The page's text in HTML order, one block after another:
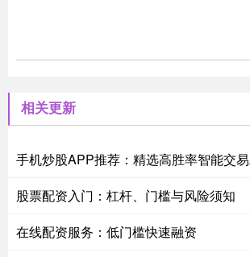
相关更新
手机炒股APP推荐：精选高胜率智能交
股票配资入门：杠杆、门槛与风险须知
在线配资服务：低门槛快速融资